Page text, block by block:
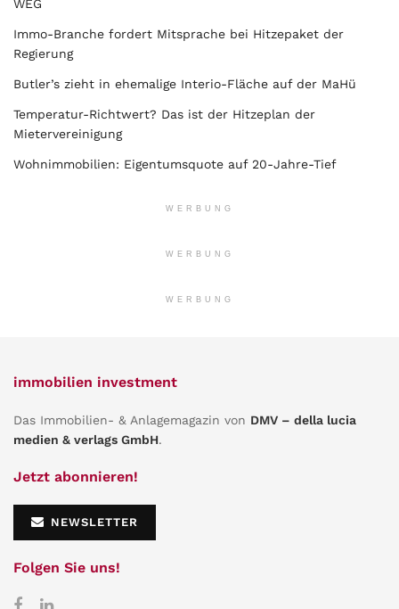
WEG
Immo-Branche fordert Mitsprache bei Hitzepaket der
Regierung
Butler’s zieht in ehemalige Interio-Fläche auf der MaHü
Temperatur-Richtwert? Das ist der Hitzeplan der
Mietervereinigung
Wohnimmobilien: Eigentumsquote auf 20-Jahre-Tief
WERBUNG
WERBUNG
WERBUNG
immobilien investment
Das Immobilien- & Anlagemagazin von DMV – della lucia
medien & verlags GmbH.
Jetzt abonnieren!
NEWSLETTER
Folgen Sie uns!